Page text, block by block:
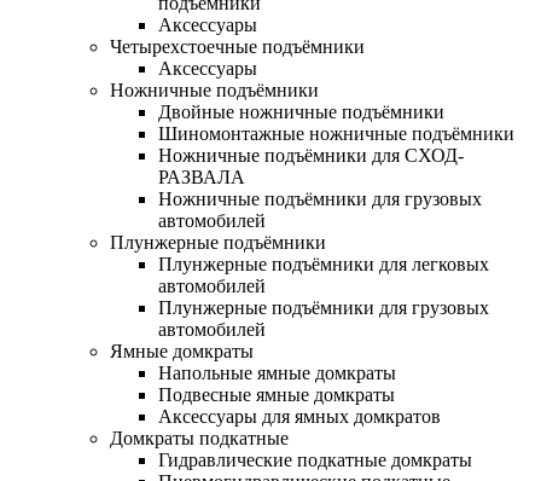
Аксессуары
Четырехстоечные подъёмники
Аксессуары
Ножничные подъёмники
Двойные ножничные подъёмники
Шиномонтажные ножничные подъёмники
Ножничные подъёмники для СХОД-
РАЗВАЛА
Ножничные подъёмники для грузовых
автомобилей
Плунжерные подъёмники
Плунжерные подъёмники для легковых
автомобилей
Плунжерные подъёмники для грузовых
автомобилей
Ямные домкраты
Напольные ямные домкраты
Подвесные ямные домкраты
Аксессуары для ямных домкратов
Домкраты подкатные
Гидравлические подкатные домкраты